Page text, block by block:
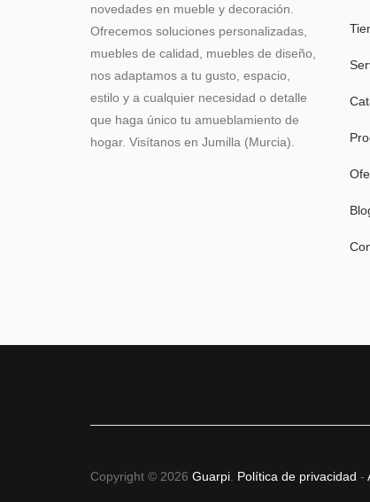
novedades en mueble y decoración.
Ofrecemos soluciones personalizadas,
muebles de calidad, muebles de diseño,
nos adaptamos a tu gusto, espacio,
estilo y a cualquier necesidad o detalle
que haga único tu amueblamiento de
hogar. Visítanos en Jumilla (Murcia).
Copyright © 2026 Guarpi Política de privacidad -